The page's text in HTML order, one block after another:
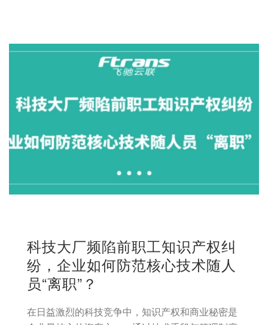
科技大厂频陷前职工知识产权纠
纷，企业如何防范核心技术随人
员“离职”？
在日益激烈的科技竞争中，知识产权和商业秘密是